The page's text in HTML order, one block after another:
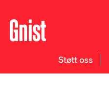
Støtt oss